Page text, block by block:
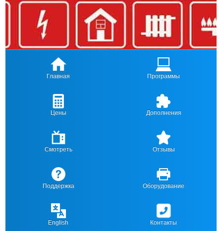
Главная Программы
Цены Дополнения
Смотреть Отзывы
Поддержка Оборудование
English Контакты